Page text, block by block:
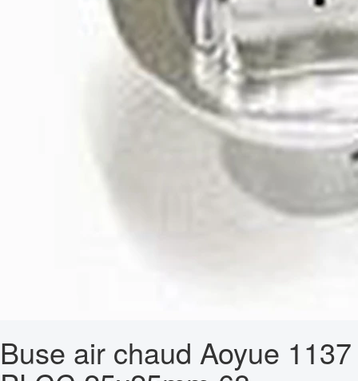
Buse air chaud Aoyue 1137